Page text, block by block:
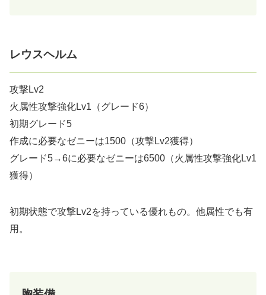
レウスヘルム
攻撃Lv2
火属性攻撃強化Lv1（グレード6）
初期グレード5
作成に必要なゼニーは1500（攻撃Lv2獲得）
グレード5→6に必要なゼニーは6500（火属性攻撃強化Lv1
獲得）
初期状態で攻撃Lv2を持っている優れもの。他属性でも有
用。